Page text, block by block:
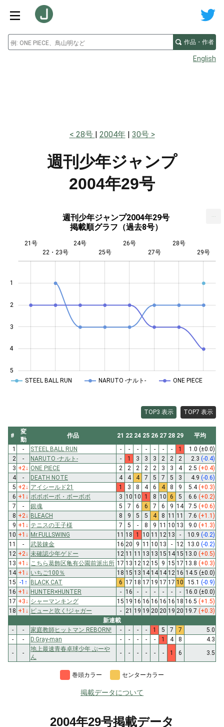
作品・作者
English
28号 2004年 30号
週刊少年ジャンプ
2004年29号
週刊少年ジャンプ2004年29号
掲載順グラフ（過去8号）
1
2
3
5
4
21号
22・23号
24号
25号
26号
27号
28号
29号
STEEL BALL RUN NARUTO -ナルト- ONE PIECE
TOP3 表示 TOP7 表示
#
変
動
作品 21 22 24 25 26 27 28 29
平均
1
- STEEL BALL RUN - - - - - - - 1 1.0 (±0.0)
2
- NARUTO -ナルト- - 1 3 3 3 2 2 2 2.3 (-0.4)
3 +2↓ ONE PIECE 2 2 2 2 2 3 3 4 2.5 (+0.4)
4
- DEATH NOTE 4 4 4 7 5 7 5 3 4.9 (-0.6)
5 +2↓ アイシールド21 1 3 8 4 6 4 8 9 5.4(+0.3)
6 +1 ↓ ボボボーボ・ボーボボ 3 10 10 1 8 10 6 5 6.6 (+0.2)
7
- 銀魂 5 7 6 6 7 6 9 14 7.5 (+0.6)
8 +2↓ BLEACH 8 9 5 5 4 8 11 11 7.6 (+1.1)
9 +1 ↓ テニスの王子様 7 5 - 8 9 11 10 13 9.0 (+1.3)
10 +1 ↓ Mr.FULLSWING 11 18 1 10 11 12 13 - 10.9 (-0.2)
11
- 武装錬金 16 20 9 11 10 13 - 12 13.0 (-0.2)
12 +2↓ 未確認少年ゲドー 12 11 11 13 13 15 14 15 13.0 (+0.5)
13 +1 ↓ こちら葛飾区亀有公園前派出所 17 13 12 12 15 9 15 17 13.8 (+0.3)
14 +1 ↓ いちご100％ 18 15 13 14 14 14 12 16 14.5 (±0.0)
15 -1 ↑ BLACK CAT 6 17 18 17 19 17 17 10 15.1 (-0.9)
16 +1 ↓ HUNTER×HUNTER - 16 - - - - - - 16.0 (±0.0)
17 +3↓ シャーマンキング 15 19 16 16 16 16 16 18 16.5 (+1.5)
18 +1 ↓ ピューと吹く!ジャガー - 21 19 19 20 20 19 20 19.7 (+0.3)
新連載
-
- 家庭教師ヒットマン REBORN! - - - - 1 5 7 7
5.0
-
- D.Gray-man - - - - - 1 4 8
4.3
-
-
地上最速青春卓球少年 ぷーや
ん
- - - - - - 1 6 3.5
巻頭カラー センターカラー
掲載データについて
2004年29号掲載データ